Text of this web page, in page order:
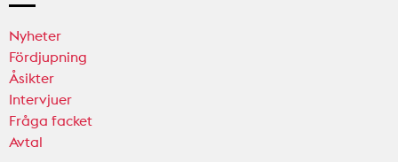
Nyheter
Fördjupning
Åsikter
Intervjuer
Fråga facket
Avtal